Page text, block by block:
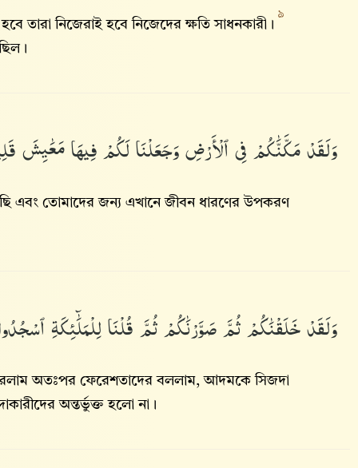
তারা নিজেরাই হবে নিজেদের ক্ষতি সাধনকারী।
৯
وَلَقَدْمَكَّنَّٰكُمْفِىٱلْأَرْضِوَجَعَلْنَالَكُمْفِيهَامَعَٰيِشَ
এবং তোমাদের জন্য এখানে জীবন ধারণের উপকরণ
وَلَقَدْخَلَقْنَٰكُمْثُمَّصَوَّرْنَٰكُمْثُمَّقُلْنَالِلْمَلَٰٓئِكَةِ
অতঃপর ফেরেশতাদের বললাম, আদমকে সিজদা
অন্তর্ভুক্ত হলো না।